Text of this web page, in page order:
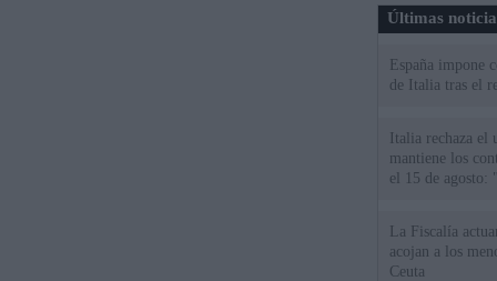
Últimas
España impone
de Italia tras el
Italia rechaza
mantiene los
el 15 de agosto:
La Fiscalía
acojan a los
Ceuta